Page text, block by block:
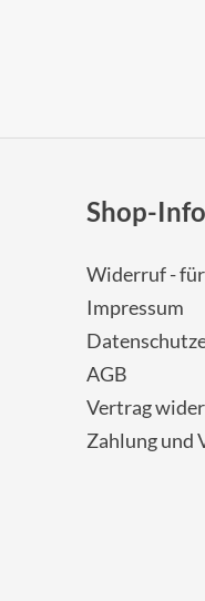
Shop-
Widerruf -
Impressum
AGB
Vertrag
Zahlung und